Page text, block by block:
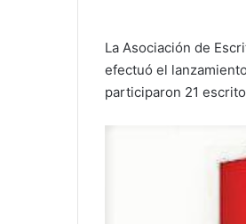
La Asociación de
efectuó el
participaron 21